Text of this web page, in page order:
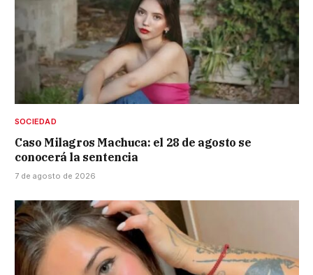
SOCIEDAD
Caso Milagros Machuca: el 28 de agosto se
conocerá la sentencia
7 de agosto de 2026